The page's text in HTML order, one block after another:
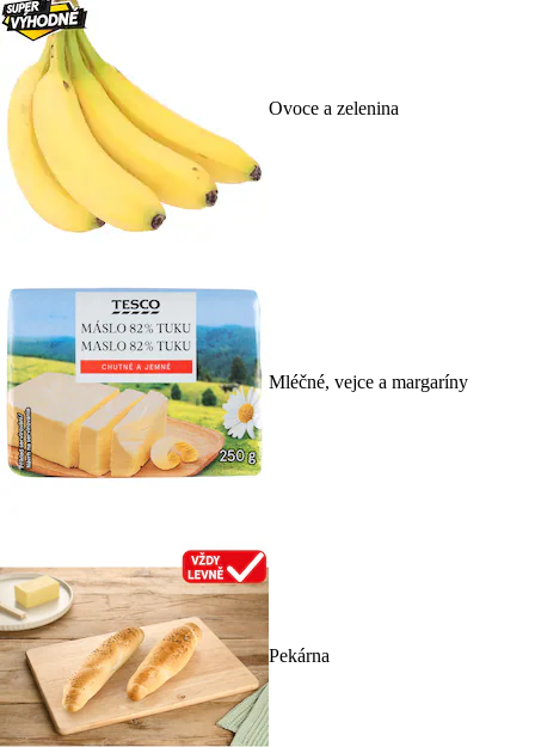
Ovoce a zelenina
Mléčné, vejce a margaríny
Pekárna